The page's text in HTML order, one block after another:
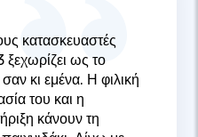
κατασκευαστές
ξεχωρίζει ως το
κι εμένα. Η φιλική
του και η
κάνουν τη